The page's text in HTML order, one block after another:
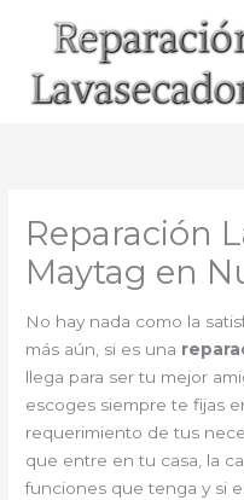
Reparación
Maytag en
No hay nada como la
más aún, si es una
llega para ser tu mejor
escoges siempre te fijas
requerimiento de tus
que entre en tu casa, la
funciones que tenga y si